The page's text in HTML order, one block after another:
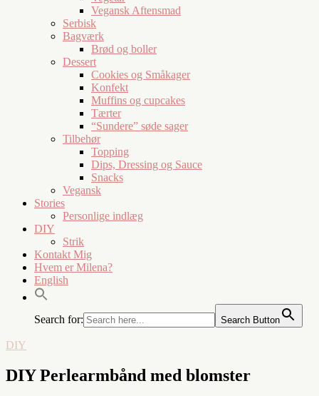
Vegansk Aftensmad
Serbisk
Bagværk
Brød og boller
Dessert
Cookies og Småkager
Konfekt
Muffins og cupcakes
Tærter
“Sundere” søde sager
Tilbehør
Topping
Dips, Dressing og Sauce
Snacks
Vegansk
Stories
Personlige indlæg
DIY
Strik
Kontakt Mig
Hvem er Milena?
English
Search for: Search Button
DIY
DIY Perlearmbånd med blomster